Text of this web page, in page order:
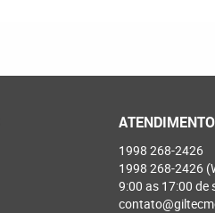
ATENDIMENTO
1998 268-2426
1998 268-2426
9:00 as 17:00 de